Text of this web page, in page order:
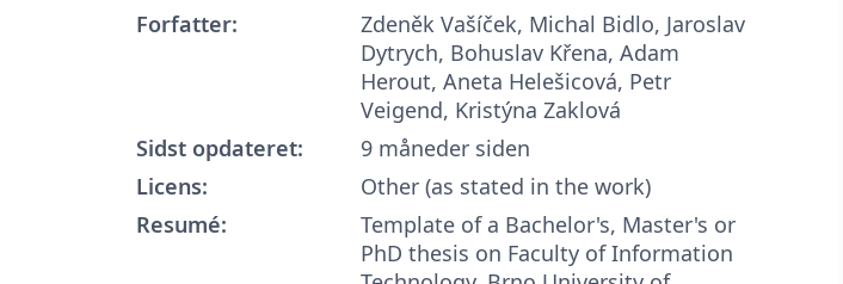
Forfatter:
Zdeněk Vašíček, Michal Bidlo, Jaroslav
Dytrych, Bohuslav Křena, Adam
Herout, Aneta Helešicová, Petr
Veigend, Kristýna Zaklová
Sidst opdateret:
9 måneder siden
Licens:
Other (as stated in the work)
Resumé:
Template of a Bachelor's, Master's or
PhD thesis on Faculty of Information